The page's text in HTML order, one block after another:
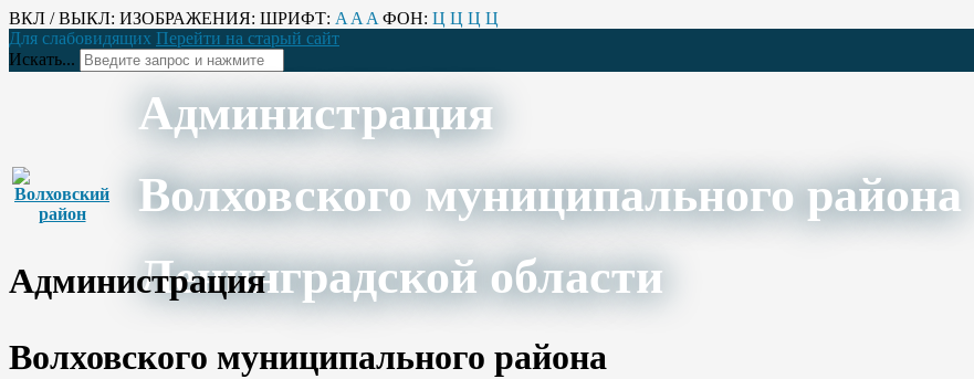
ВКЛ / ВЫКЛ: ИЗОБРАЖЕНИЯ: ШРИФТ: A A A ФОН: Ц Ц Ц Ц
Для слабовидящих Перейти на старый сайт
Искать...
Администрация
Волховского муниципального района
Ленинградской области
Администрация
Волховского муниципального района